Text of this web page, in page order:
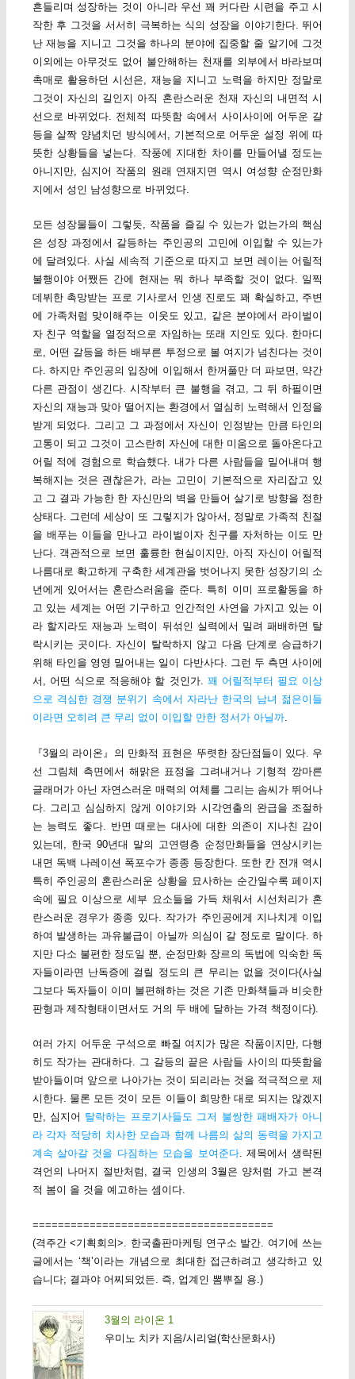
흔들리며 성장하는 것이 아니라 우선 꽤 커다란 시련을 주고 시
작한 후 그것을 서서히 극복하는 식의 성장을 이야기한다. 뛰어
난 재능을 지니고 그것을 하나의 분야에 집중할 줄 알기에 그것
이외에는 아무것도 없어 불안해하는 천재를 외부에서 바라보며
촉매로 활용하던 시선은, 재능을 지니고 노력을 하지만 정말로
그것이 자신의 길인지 아직 혼란스러운 천재 자신의 내면적 시
선으로 바뀌었다. 전체적 따뜻함 속에서 사이사이에 어두운 갈
등을 살짝 양념치던 방식에서, 기본적으로 어두운 설정 위에 따
뜻한 상황들을 넣는다. 작풍에 지대한 차이를 만들어낼 정도는
아니지만, 심지어 작품의 원래 연재지면 역시 여성향 순정만화
지에서 성인 남성향으로 바뀌었다.
모든 성장물들이 그렇듯, 작품을 즐길 수 있는가 없는가의 핵심
은 성장 과정에서 갈등하는 주인공의 고민에 이입할 수 있는가
에 달려있다. 사실 세속적 기준으로 따지고 보면 레이는 어릴적
불행이야 어쨌든 간에 현재는 뭐 하나 부족할 것이 없다. 일찍
데뷔한 촉망받는 프로 기사로서 인생 진로도 꽤 확실하고, 주변
에 가족처럼 맞이해주는 이웃도 있고, 같은 분야에서 라이벌이
자 친구 역할을 열정적으로 자임하는 또래 지인도 있다. 한마디
로, 어떤 갈등을 하든 배부른 투정으로 볼 여지가 넘친다는 것이
다. 하지만 주인공의 입장에 이입해서 한꺼풀만 더 파보면, 약간
다른 관점이 생긴다. 시작부터 큰 불행을 겪고, 그 뒤 하필이면
자신의 재능과 맞아 떨어지는 환경에서 열심히 노력해서 인정을
받게 되었다. 그리고 그 과정에서 자신이 인정받는 만큼 타인의
고통이 되고 그것이 고스란히 자신에 대한 미움으로 돌아온다고
어릴 적에 경험으로 학습했다. 내가 다른 사람들을 밀어내며 행
복해지는 것은 괜찮은가, 라는 고민이 기본적으로 자리잡고 있
고 그 결과 가능한 한 자신만의 벽을 만들어 살기로 방향을 정한
상태다. 그런데 세상이 또 그렇지가 않아서, 정말로 가족적 친절
을 배푸는 이들을 만나고 라이벌이자 친구를 자처하는 이도 만
난다. 객관적으로 보면 훌륭한 현실이지만, 아직 자신이 어릴적
나름대로 확고하게 구축한 세계관을 벗어나지 못한 성장기의 소
년에게 있어서는 혼란스러움을 준다. 특히 이미 프로활동을 하
고 있는 세계는 어떤 기구하고 인간적인 사연을 가지고 있는 이
라 할지라도 재능과 노력이 뒤섞인 실력에서 밀려 패배하면 탈
락시키는 곳이다. 자신이 탈락하지 않고 다음 단계로 승급하기
위해 타인을 영영 밀어내는 일이 다반사다. 그런 두 측면 사이에
서, 어떤 식으로 적응해야 할 것인가. 꽤 어릴적부터 필요 이상
으로 격심한 경쟁 분위기 속에서 자라난 한국의 남녀 젊은이들
이라면 오히려 큰 무리 없이 이입할 만한 정서가 아닐까.
『3월의 라이온』의 만화적 표현은 뚜렷한 장단점들이 있다. 우
선 그림체 측면에서 해맑은 표정을 그려내거나 기형적 깡마른
글래머가 아닌 자연스러운 매력의 여체를 그리는 솜씨가 뛰어나
다. 그리고 심심하지 않게 이야기와 시각연출의 완급을 조절하
는 능력도 좋다. 반면 때로는 대사에 대한 의존이 지나친 감이
있는데, 한국 90년대 말의 고연령층 순정만화들을 연상시키는
내면 독백 나레이션 폭포수가 종종 등장한다. 또한 칸 전개 역시
특히 주인공의 혼란스러운 상황을 묘사하는 순간일수록 페이지
속에 필요 이상으로 세부 요소들을 가득 채워서 시선처리가 혼
란스러운 경우가 종종 있다. 작가가 주인공에게 지나치게 이입
하여 발생하는 과유불급이 아닐까 의심이 갈 정도로 말이다. 하
지만 다소 불편한 정도일 뿐, 순정만화 장르의 독법에 익숙한 독
자들이라면 난독증에 걸릴 정도의 큰 무리는 없을 것이다(사실
그보다 독자들이 이미 불편해하는 것은 기존 만화책들과 비슷한
판형과 제작형태이면서도 거의 두 배에 달하는 가격 책정이다).
여러 가지 어두운 구석으로 빠질 여지가 많은 작품이지만, 다행
히도 작가는 관대하다. 그 갈등의 끝은 사람들 사이의 따뜻함을
받아들이며 앞으로 나아가는 것이 되리라는 것을 적극적으로 제
시한다. 물론 모든 것이 모든 이들이 희망한 대로 되지는 않겠지
만, 심지어 탈락하는 프로기사들도 그저 불쌍한 패배자가 아니
라 각자 적당히 치사한 모습과 함께 나름의 삶의 동력을 가지고
계속 살아갈 것을 다짐하는 모습을 보여준다. 제목에서 생략된
격언의 나머지 절반처럼, 결국 인생의 3월은 양처럼 가고 본격
적 봄이 올 것을 예고하는 셈이다.
======================================
(격주간 <기획회의>. 한국출판마케팅 연구소 발간. 여기에 쓰는
글에서는 ‘책’이라는 개념으로 최대한 접근하려고 생각하고 있
습니다; 결과야 어찌되었든. 즉, 업계인 뽐뿌질 용.)
3월의 라이온 1
우미노 치카 지음/시리얼(학산문화사)